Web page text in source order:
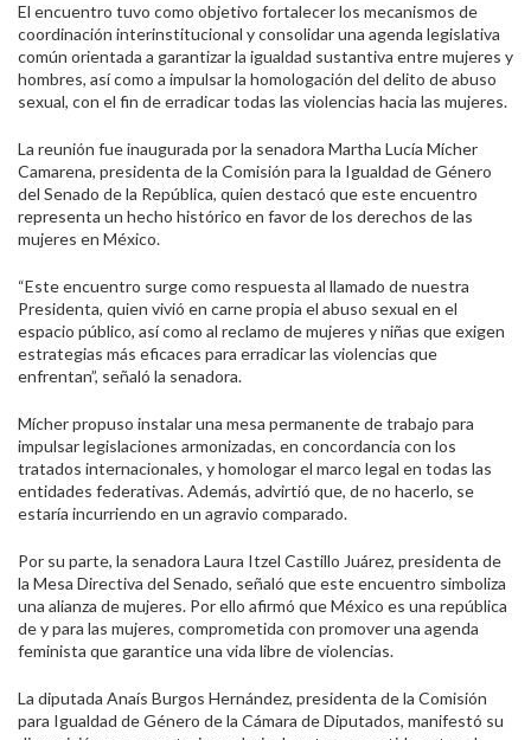
El encuentro tuvo como objetivo fortalecer los mecanismos de
coordinación interinstitucional y consolidar una agenda legislativa
común orientada a garantizar la igualdad sustantiva entre mujeres y
hombres, así como a impulsar la homologación del delito de abuso
sexual, con el fin de erradicar todas las violencias hacia las mujeres.
La reunión fue inaugurada por la senadora Martha Lucía Mícher
Camarena, presidenta de la Comisión para la Igualdad de Género
del Senado de la República, quien destacó que este encuentro
representa un hecho histórico en favor de los derechos de las
mujeres en México.
“Este encuentro surge como respuesta al llamado de nuestra
Presidenta, quien vivió en carne propia el abuso sexual en el
espacio público, así como al reclamo de mujeres y niñas que exigen
estrategias más eficaces para erradicar las violencias que
enfrentan”, señaló la senadora.
Mícher propuso instalar una mesa permanente de trabajo para
impulsar legislaciones armonizadas, en concordancia con los
tratados internacionales, y homologar el marco legal en todas las
entidades federativas. Además, advirtió que, de no hacerlo, se
estaría incurriendo en un agravio comparado.
Por su parte, la senadora Laura Itzel Castillo Juárez, presidenta de
la Mesa Directiva del Senado, señaló que este encuentro simboliza
una alianza de mujeres. Por ello afirmó que México es una república
de y para las mujeres, comprometida con promover una agenda
feminista que garantice una vida libre de violencias.
La diputada Anaís Burgos Hernández, presidenta de la Comisión
para Igualdad de Género de la Cámara de Diputados, manifestó su